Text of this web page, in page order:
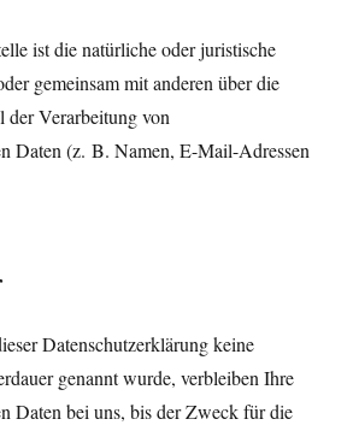
ist die natürliche oder juristische
gemeinsam mit anderen über die
Verarbeitung von
Daten (z. B. Namen, E-Mail-Adressen
Datenschutzerklärung keine
genannt wurde, verbleiben Ihre
Daten bei uns, bis der Zweck für die